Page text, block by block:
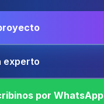
experto
por WhatsApp